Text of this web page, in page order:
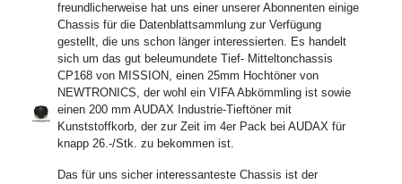
freundlicherweise hat uns einer unserer Abonnenten einige
Chassis für die Datenblattsammlung zur Verfügung
gestellt, die uns schon länger interessierten. Es handelt
sich um das gut beleumundete Tief- Mitteltonchassis
CP168 von MISSION, einen 25mm Hochtöner von
NEWTRONICS, der wohl ein VIFA Abkömmling ist sowie
einen 200 mm AUDAX Industrie-Tieftöner mit
Kunststoffkorb, der zur Zeit im 4er Pack bei AUDAX für
knapp 26.-/Stk. zu bekommen ist.
Das für uns sicher interessanteste Chassis ist der